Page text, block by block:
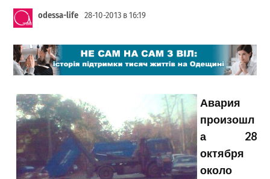
odessa-life 28-10-2013 в 16:19
Авария
произошл
а 28
октября
около